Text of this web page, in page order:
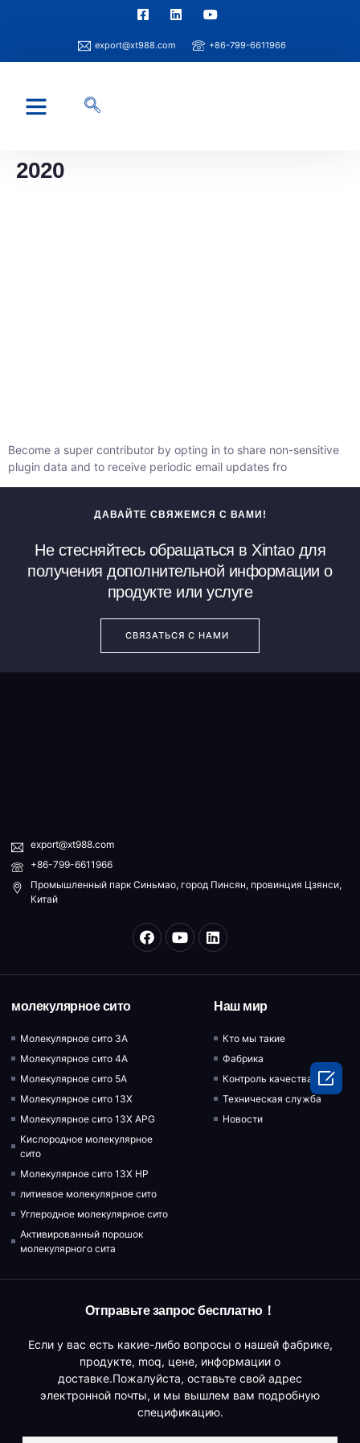
export@xt988.com +86-799-6611966
2020
Become a super contributor by opting in to share non-sensitive
plugin data and to receive periodic email updates fro
ДАВАЙТЕ СВЯЖЕМСЯ С ВАМИ!
Не стесняйтесь обращаться в Xintao для
получения дополнительной информации о
продукте или услуге
СВЯЗАТЬСЯ С НАМИ
export@xt988.com
+86-799-6611966
Промышленный парк Синьмао, город Пинсян, провинция Цзянси,
Китай
молекулярное сито
Молекулярное сито 3A
Молекулярное сито 4A
Молекулярное сито 5A
Молекулярное сито 13X
Молекулярное сито 13X APG
Кислородное молекулярное
сито
Молекулярное сито 13X HP
литиевое молекулярное сито
Углеродное молекулярное сито
Активированный порошок
молекулярного сита
Наш мир
Кто мы такие
Фабрика
Контроль качества
Техническая служба
Новости
Отправьте запрос бесплатно！
Если у вас есть какие-либо вопросы о нашей фабрике,
продукте, moq, цене, информации о
доставке.Пожалуйста, оставьте свой адрес
электронной почты, и мы вышлем вам подробную
спецификацию.
